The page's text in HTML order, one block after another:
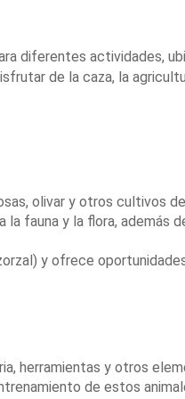
diferentes actividades,
de la caza, la
olivar y otros cultivos
la fauna y la flora, además
y ofrece
herramientas y otros
de estos